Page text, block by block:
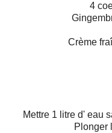
4
Crème
Mettre 1 litre d' eau
Plonger